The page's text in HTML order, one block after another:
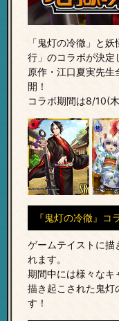
「鬼灯の冷徹」と
行」のコラボが決定
原作・江口夏実先
開！
コラボ期間は8/10(
『鬼灯の冷徹』コ
ゲームテイストに描
れます。
期間中には様々なキ
描き起こされた鬼灯
す！